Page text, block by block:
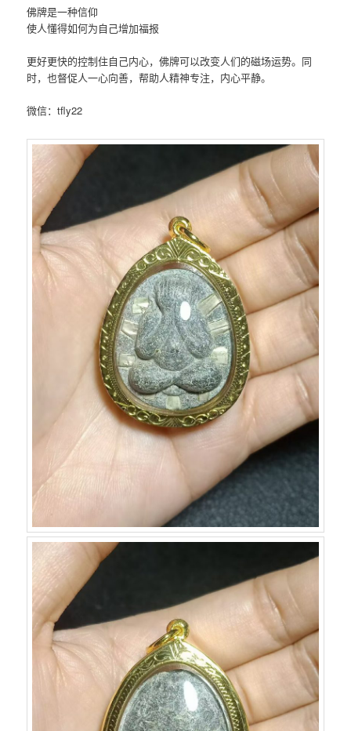
佛牌是一种信仰
使人懂得如何为自己增加福报
更好更快的控制住自己内心，佛牌可以改变人们的磁场运势。同
时，也督促人一心向善，帮助人精神专注，内心平静。
微信：tfly22